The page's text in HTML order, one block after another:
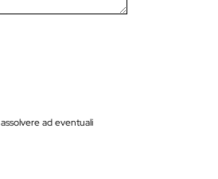
ad eventuali